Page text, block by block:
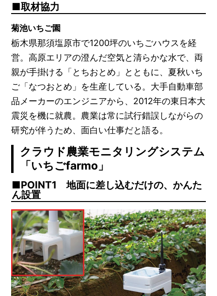
取材協力
菊池いちご園
栃木県那須塩原市で1200坪のいちごハウスを経
営。高原エリアの澄んだ空気と清らかな水で、両
親が手掛ける「とちおとめ」とともに、夏秋いち
ご「なつおとめ」を生産している。大手自動車部
品メーカーのエンジニアから、2012年の東日本大
震災を機に就農。農業は常に試行錯誤しながらの
研究が伴うため、面白い仕事だと語る。
クラウド農業モニタリングシステム
「いちごfarmo」
POINT1 地面に差し込むだけの、かんた
ん設置